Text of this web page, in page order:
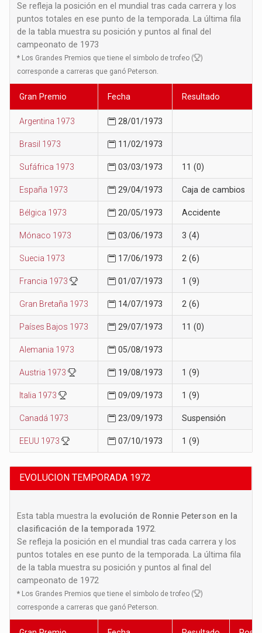
Se refleja la posición en el mundial tras cada carrera y los
puntos totales en ese punto de la temporada. La última fila
de la tabla muestra su posición y puntos al final del
campeonato de 1973
* Los Grandes Premios que tiene el simbolo de trofeo (
)
corresponde a carreras que ganó Peterson.
Gran Premio Fecha Resultado
Argentina 1973 28/01/1973
Brasil 1973 11/02/1973
Sufáfrica 1973 03/03/1973 11 (0)
España 1973 29/04/1973 Caja de cambios
Bélgica 1973 20/05/1973 Accidente
Mónaco 1973 03/06/1973 3 (4)
Suecia 1973 17/06/1973 2 (6)
Francia 1973 01/07/1973 1 (9)
Gran Bretaña 1973 14/07/1973 2 (6)
Países Bajos 1973 29/07/1973 11 (0)
Alemania 1973 05/08/1973
Austria 1973 19/08/1973 1 (9)
Italia 1973 09/09/1973 1 (9)
Canadá 1973 23/09/1973 Suspensión
EEUU 1973 07/10/1973 1 (9)
EVOLUCION TEMPORADA 1972
Esta tabla muestra la evolución de Ronnie Peterson en la
clasificación de la temporada 1972
Se refleja la posición en el mundial tras cada carrera y los
puntos totales en ese punto de la temporada. La última fila
de la tabla muestra su posición y puntos al final del
campeonato de 1972
* Los Grandes Premios que tiene el simbolo de trofeo (
)
corresponde a carreras que ganó Peterson.